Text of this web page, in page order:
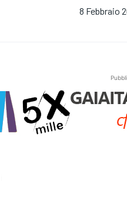
8 Febbraio